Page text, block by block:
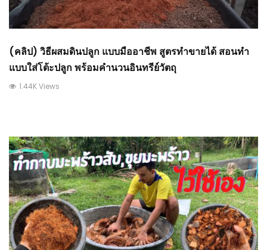
(คลิป) วิธีผสมดินปลูก แบบมืออาชีพ สูตรทำขายได้ สอนทำ
แบบใส่โต้ะปลูก พร้อมคำนวนอินทรีย์วัตถุ
1.44K Views